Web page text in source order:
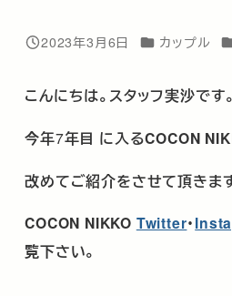
投稿日
2023年3月6日 カテゴリー
カップル
こんにちは。スタッフ実沙です。
今年7年目 に入るCOCON
改めてご紹介をさせて頂きま
COCON NIKKO Twitter･
覧下さい。